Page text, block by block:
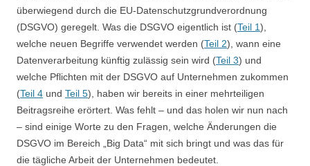
überwiegend durch die EU-Datenschutzgrundverordnung
(DSGVO) geregelt. Was die DSGVO eigentlich ist (Teil 1),
welche neuen Begriffe verwendet werden (Teil 2), wann eine
Datenverarbeitung künftig zulässig sein wird (Teil 3) und
welche Pflichten mit der DSGVO auf Unternehmen zukommen
(Teil 4 und Teil 5), haben wir bereits in einer mehrteiligen
Beitragsreihe erörtert. Was fehlt – und das holen wir nun nach
– sind einige Worte zu den Fragen, welche Änderungen die
DSGVO im Bereich „Big Data“ mit sich bringt und was das für
die tägliche Arbeit der Unternehmen bedeutet.